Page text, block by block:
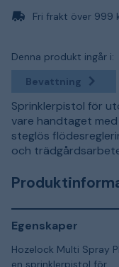
Fri frakt över 999
Denna produkt ingår i:
Bevattning
Sprinklerpistol för
vare handtaget
steglös
och
Egenskaper
Hozelock Multi Spray
en sprinklerpistol för